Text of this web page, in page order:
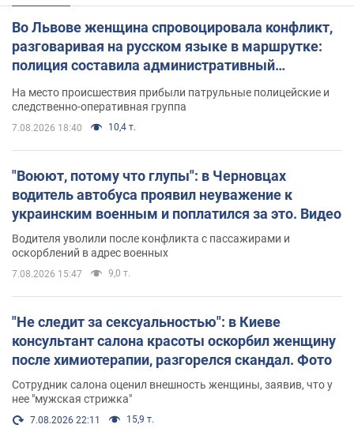
Во Львове женщина спровоцировала конфликт,
разговаривая на русском языке в маршрутке:
полиция составила административный
На место происшествия прибыли патрульные полицейские и
следственно-оперативная группа
7.08.2026 18:40 10,4 т.
"Воюют, потому что глупы": в Черновцах
водитель автобуса проявил неуважение к
украинским военным и поплатился за это. Видео
Водителя уволили после конфликта с пассажирами и
оскорблений в адрес военных
7.08.2026 15:47 9,0 т.
"Не следит за сексуальностью": в Киеве
консультант салона красоты оскорбил женщину
после химиотерапии, разгорелся скандал. Фото
Сотрудник салона оценил внешность женщины, заявив, что у
нее "мужская стрижка"
7.08.2026 22:11 15,9 т.